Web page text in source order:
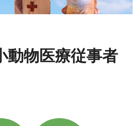
動物医療従事者